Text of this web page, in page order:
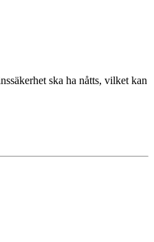
ska ha nåtts, vilket kan